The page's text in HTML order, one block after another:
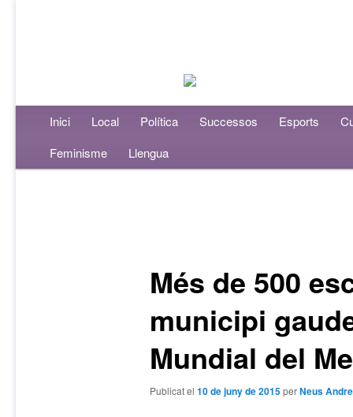
Menú principalAneu al contingut principal
Aneu al contingut secundari
Inici Local Política Successos Esports
Feminisme
Llengua
Més de 500
municipi
Mundial del
Publicat el 10 de juny de 2015perNeus